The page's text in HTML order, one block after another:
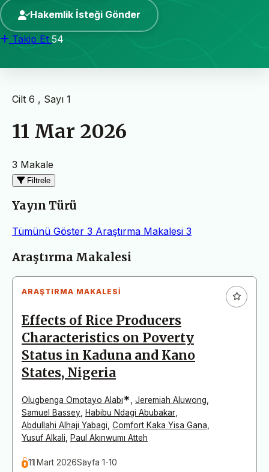
Hakemlik İsteği Gönder
Takip Et 54
Cilt 6 , Sayı 1
11 Mar 2026
3 Makale
Filtrele
Yayın Türü
Tümünü Göster 3 Araştırma Makalesi 3
Makaleler
Araştırma Makalesi
ARAŞTIRMA MAKALESI
Effects of Rice Producers
Characteristics on Poverty
Status in Kaduna and Kano
States, Nigeria
Olugbenga Omotayo Alabı* Jeremiah Aluwong
Samuel Bassey
Habibu Ndagi Abubakar
Abdullahi Alhaji Yabagi Comfort Kaka Yisa Gana
Yusuf Alkali
Paul Akınwumı Atteh
11 Mart 2026Sayfa 1-10